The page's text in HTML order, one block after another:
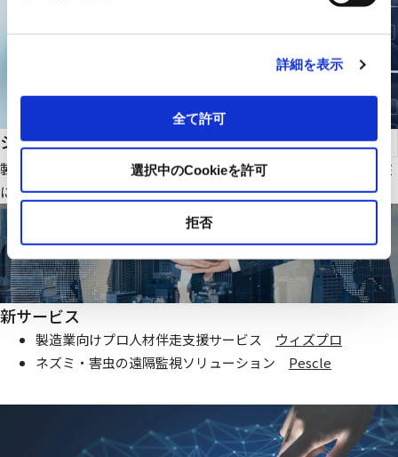
詳細を表示
全て許可
選択中のCookieを許可
拒否
システムインテグレーション
製造業・ファシリティ分野で当社オリジナルのIoTシステムを基盤
にお客様価値向上に貢献する仕組みを提供いたします
新サービス
製造業向けプロ人材伴走支援サービス ウィズプロ
ネズミ・害虫の遠隔監視ソリューション Pescle